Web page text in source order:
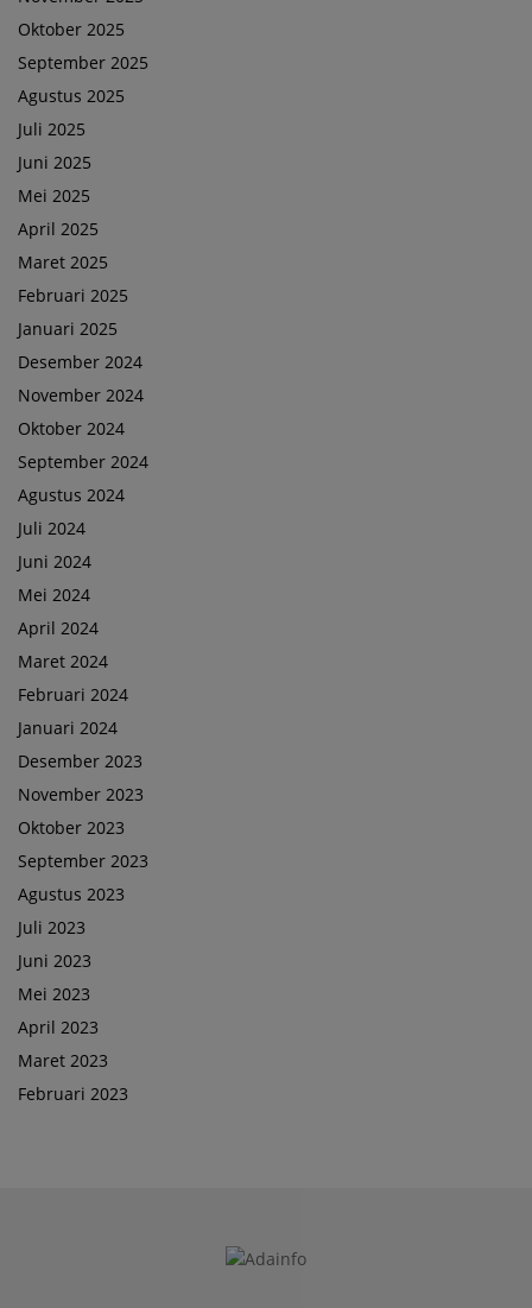
Oktober 2025
September 2025
Agustus 2025
Juli 2025
Juni 2025
Mei 2025
April 2025
Maret 2025
Februari 2025
Januari 2025
Desember 2024
November 2024
Oktober 2024
September 2024
Agustus 2024
Juli 2024
Juni 2024
Mei 2024
April 2024
Maret 2024
Februari 2024
Januari 2024
Desember 2023
November 2023
Oktober 2023
September 2023
Agustus 2023
Juli 2023
Juni 2023
Mei 2023
April 2023
Maret 2023
Februari 2023